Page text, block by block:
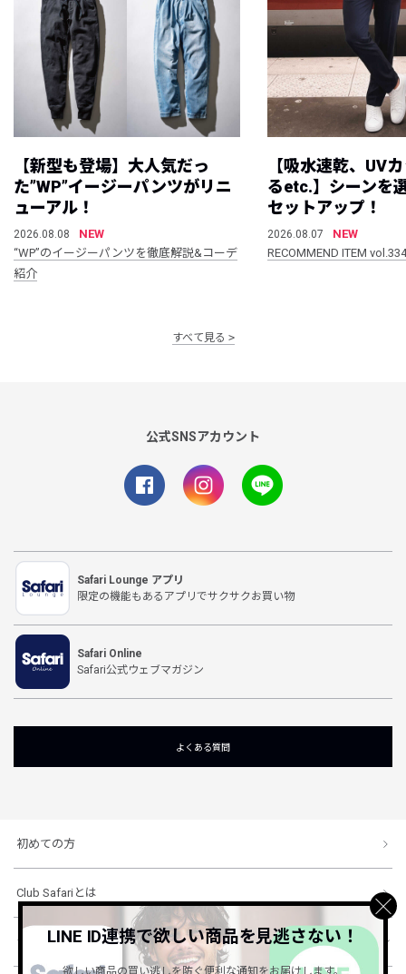
【新型も登場】大人気だっ
た”WP”イージーパンツがリニ
ューアル！
2026.08.08
NEW
“WP”のイージーパンツを徹底解説&コーデ
紹介
【吸水速乾、UV
るetc.】シーンを
セットアップ！
2026.08.07
NEW
RECOMMEND ITEM vol.334
すべて見る
公式SNSアカウント
Safari Lounge アプリ
限定の機能もあるアプリでサクサクお買い物
Safari Online
Safari公式ウェブマガジン
よくある質問
初めての方
Club Safariとは
ショッピングガイド
LINE ID連携で欲しい商品を見逃さない！
欲しい商品の買い逃しを防ぐ便利な通知をお届けします。